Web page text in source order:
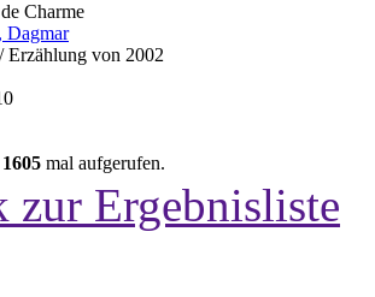
Charme
Dagmar
Erzählung von 2002
1605 mal aufgerufen.
zur Ergebnisliste